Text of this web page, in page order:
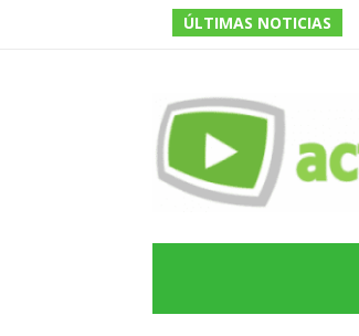
ÚLTIMAS NOTICIAS